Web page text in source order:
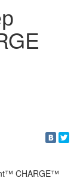
CHARGE™